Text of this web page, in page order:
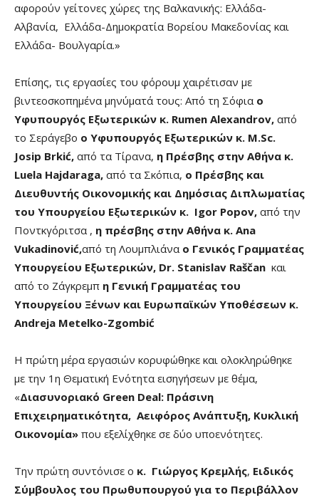
αφορούν γείτονες χώρες της Βαλκανικής: Ελλάδα-
Αλβανία, Ελλάδα-Δημοκρατία Βορείου Μακεδονίας και
Ελλάδα- Βουλγαρία.»
Επίσης, τις εργασίες του φόρουμ χαιρέτισαν με
βιντεοσκοπημένα μηνύματά τους: Από τη Σόφιαο
Υφυπουργός Εξωτερικών κ. Rumen Alexandrov, από
το Σεράγεβο ο Υφυπουργός Εξωτερικών κ. M.Sc.
Josip Brkić, από τα Τίρανα, η Πρέσβης στην Αθήνα κ.
Luela Hajdaraga, από τα Σκόπια, ο Πρέσβης και
Διευθυντής Οικονομικής και Δημόσιας Διπλωματίας
του Υπουργείου Εξωτερικών κ. Igor Popov, από την
Ποντκγόριτσα , η πρέσβης στην Αθήνα κ. Ana
Vukadinović,από τη Λουμπλιάναο Γενικός Γραμματέας
Υπουργείου Εξωτερικών, Dr. Stanislav Raščan και
από το Ζάγκρεμπ η Γενική Γραμματέας του
Υπουργείου Ξένων και Ευρωπαϊκών Υποθέσεων κ.
Andreja Metelko-Zgombić
Η πρώτη μέρα εργασιών κορυφώθηκε και ολοκληρώθηκε
με την 1η Θεματική Ενότητα εισηγήσεων με θέμα,
«Διασυνοριακό Green Deal: Πράσινη
Επιχειρηματικότητα, Αειφόρος Ανάπτυξη, Κυκλική
Οικονομία» που εξελίχθηκε σε δύο υποενότητες.
Την πρώτη συντόνισε ο κ. Γιώργος Κρεμλής, Ειδικός
Σύμβουλος του Πρωθυπουργού για το Περιβάλλον